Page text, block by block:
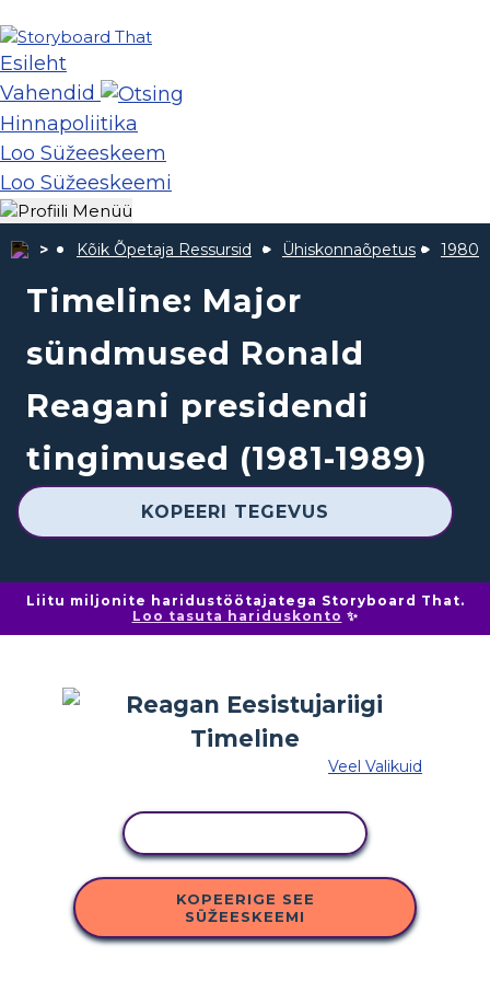
Esileht
Vahendid
Hinnapoliitika
Loo Süžeeskeem
Loo Süžeeskeemi
Kõik Õpetaja Ressursid Ühiskonnaõpetus
Timeline: Major
sündmused Ronald
Reagani presidendi
tingimused (1981-1989)
KOPEERI TEGEVUS
Liitu miljonite haridustöötajatega Storyboard That.
Loo tasuta hariduskonto ✨
Veel Valikuid
KOPEERIGE SEE
SÜŽEESKEEMI